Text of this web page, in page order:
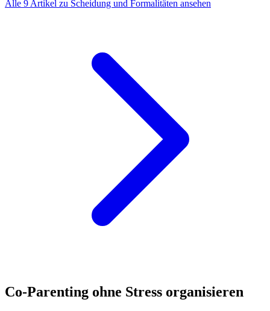
Alle 9 Artikel zu Scheidung und Formalitäten ansehen
Co-Parenting ohne Stress organisieren